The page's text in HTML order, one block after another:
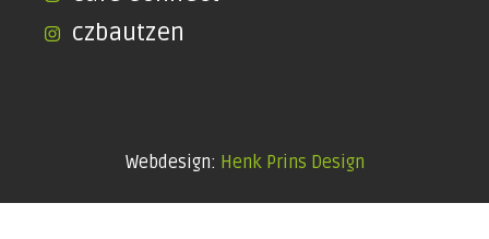
czbautzen
Webdesign: Henk Prins Design